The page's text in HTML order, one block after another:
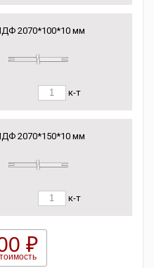
2070*100*10 мм
к-т
2070*150*10 мм
к-т
₽